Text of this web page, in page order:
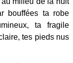
bouffées ta robe
ta fragile
tes pieds nus